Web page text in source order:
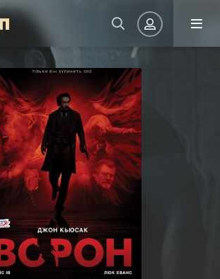
УВІЙТИ НА САЙТ
Відновити пароль